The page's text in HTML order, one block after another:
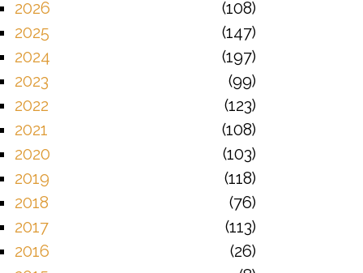
2026
108
2025
147
2024
197
2023
99
2022
123
2021
108
2020
103
2019
118
2018
76
2017
113
2016
26